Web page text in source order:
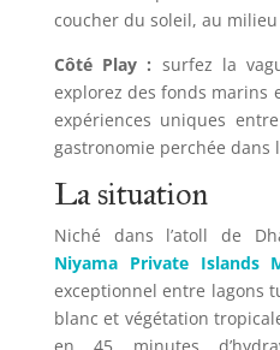
coucher du soleil, au milieu
Côté Play : surfez la
explorez des fonds marins
expériences uniques
gastronomie perchée dans
La situation
Niché dans l’atoll de
Niyama Private Islands
exceptionnel entre lagons
blanc et végétation